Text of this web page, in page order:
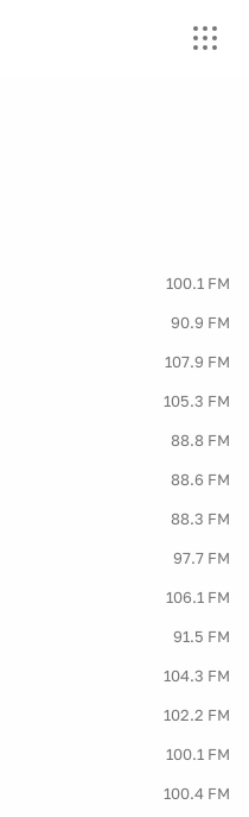
100.1 FM
90.9 FM
107.9 FM
105.3 FM
88.8 FM
88.6 FM
88.3 FM
97.7 FM
106.1 FM
91.5 FM
104.3 FM
102.2 FM
100.1 FM
100.4 FM